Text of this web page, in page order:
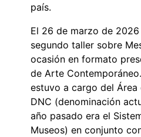
país.
El 26 de marzo de
segundo taller sobre
ocasión en formato
de Arte
estuvo a cargo del Área
DNC (denominación
año pasado era el
Museos) en conjunto